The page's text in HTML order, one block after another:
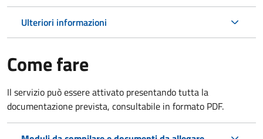
Ulteriori informazioni
Come fare
Il servizio può essere attivato presentando tutta la
documentazione prevista, consultabile in formato PDF.